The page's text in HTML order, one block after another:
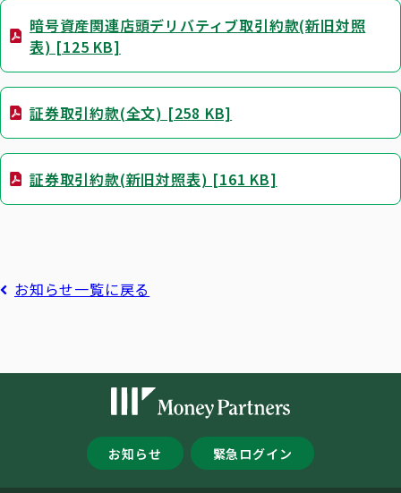
暗号資産関連店頭デリバティブ取引約款(新旧対照
表) [125 KB]
証券取引約款(全文) [258 KB]
証券取引約款(新旧対照表) [161 KB]
お知らせ一覧に戻る
お知らせ 緊急ログイン